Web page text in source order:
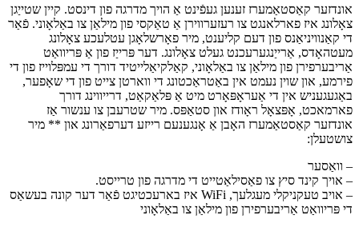
אונדזער קאַסטאַמערז זענען געפֿינט אַ הויך מדרגה פון דינסט. קיין שטייַגן
צאָלונג איז פארלאנגט צו רעזערווירן אַ טאַקסי פון מילאַן צו באַלאָוני. פֿאַר
די קאַנוויניאַנס פון דעם קליענט, מיר פאָרשלאָגן עטלעכע צאָלונג
מעטהאָדס, אַרייַנגערעכנט געלט צאָלונג. דער פּרייַז פון אַ פּריוואַט
אַריבערפירן פון מילאַן צו באַלאָוני, קאַלקיאַלייטיד דורך די עמפּלוייז פון די
פירמע, און שוין נעמט אין באַטראַכטונג די ווארטן צייט פון די שאָפער,
באַגעגעניש אין די אַעראָפּאָרט מיט אַ פּלאַקאַט, דרייווינג דורך
פארמאכט, אָפּצאָל ראָודז און סטאַפּס. מיר שטרעבן צו ענשור אַז
אונדזער קאַסטאַמערז האָבן אַ אָנגענעם רייזע דערפאַרונג און ** מיר
צושטעלן:
– וואַסער
– אויך קינד סיץ צו פאַסילאַטייט די מדרגה פון טרייסט.
– אויב טעקניקלי מעגלעך, WiFi איז בארעכטיגט פֿאַר דער קונה בעשאַס
די פּריוואַט אַריבערפירן פון מילאַן צו באַלאָוני